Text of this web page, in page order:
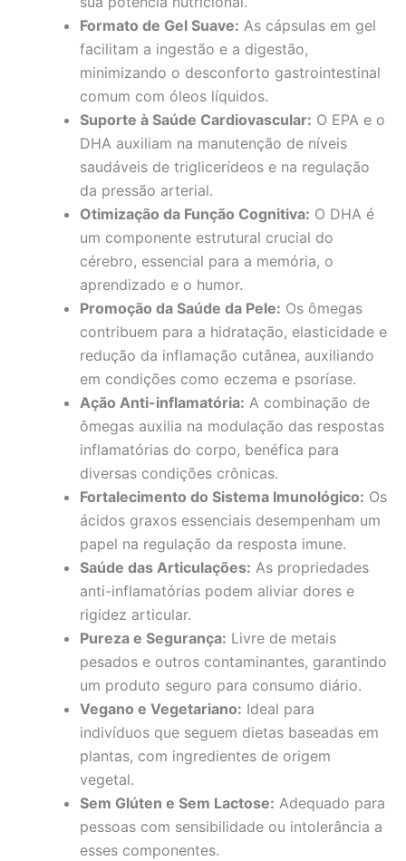
Formato de Gel Suave: As cápsulas em gel
facilitam a ingestão e a digestão,
minimizando o desconforto gastrointestinal
comum com óleos líquidos.
Suporte à Saúde Cardiovascular: O EPA e o
DHA auxiliam na manutenção de níveis
saudáveis de triglicerídeos e na regulação
da pressão arterial.
Otimização da Função Cognitiva: O DHA é
um componente estrutural crucial do
cérebro, essencial para a memória, o
aprendizado e o humor.
Promoção da Saúde da Pele: Os ômegas
contribuem para a hidratação, elasticidade e
redução da inflamação cutânea, auxiliando
em condições como eczema e psoríase.
Ação Anti-inflamatória: A combinação de
ômegas auxilia na modulação das respostas
inflamatórias do corpo, benéfica para
diversas condições crônicas.
Fortalecimento do Sistema Imunológico: Os
ácidos graxos essenciais desempenham um
papel na regulação da resposta imune.
Saúde das Articulações: As propriedades
anti-inflamatórias podem aliviar dores e
rigidez articular.
Pureza e Segurança: Livre de metais
pesados e outros contaminantes, garantindo
um produto seguro para consumo diário.
Vegano e Vegetariano: Ideal para
indivíduos que seguem dietas baseadas em
plantas, com ingredientes de origem
vegetal.
Sem Glúten e Sem Lactose: Adequado para
pessoas com sensibilidade ou intolerância a
esses componentes.